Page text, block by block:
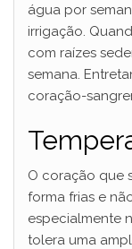
água por
irrigação.
com raízes
semana.
coração-
O coração que
forma frias e
especialmente
tolera uma